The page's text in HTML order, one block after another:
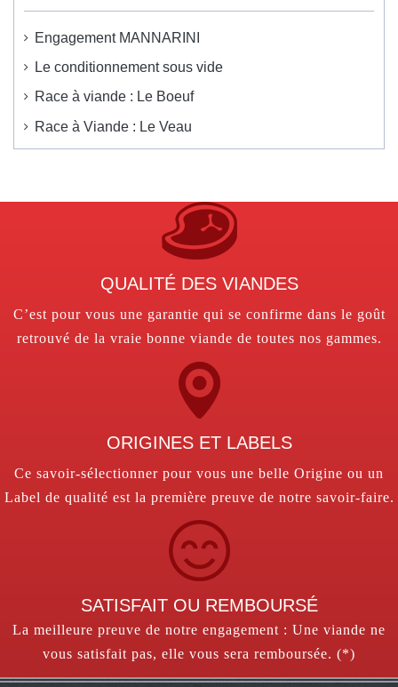
Engagement MANNARINI
Le conditionnement sous vide
Race à viande : Le Boeuf
Race à Viande : Le Veau
QUALITÉ DES VIANDES
C’est pour vous une garantie qui se confirme dans le goût
retrouvé de la vraie bonne viande de toutes nos gammes.
ORIGINES ET LABELS
Ce savoir-sélectionner pour vous une belle Origine ou un
Label de qualité est la première preuve de notre savoir-faire.
SATISFAIT OU REMBOURSÉ
La meilleure preuve de notre engagement : Une viande ne
vous satisfait pas, elle vous sera remboursée. (*)